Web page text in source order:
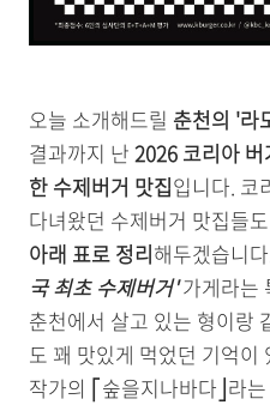
오늘 소개해드릴 춘천의 '라
결과까지 난 2026 코리아 버
한 수제버거 맛집입니다. 코
다녀왔던 수제버거 맛집들
아래 표로 정리해두겠습니
국 최초 수제버거'가게라는
춘천에서 살고 있는 형이랑
도 꽤 맛있게 먹었던 기억이
작가의 ⎡숲을지나바다⎦라